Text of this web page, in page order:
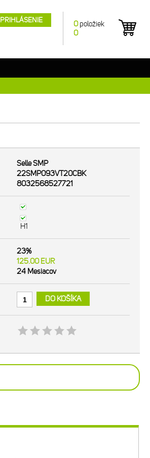
Selle SMP
22SMP093VT20CBK
8032568527721
H1
23%
125.00EUR
24 Mesiacov
DO KOŠÍKA
0 položiek
0
PRIHLÁSENIE